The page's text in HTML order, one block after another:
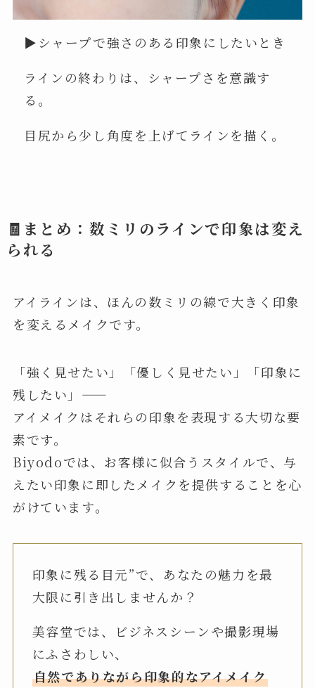
▶︎シャープで強さのある印象にしたいとき
ラインの終わりは、シャープさを意識す
る。
目尻から少し角度を上げてラインを描く。
🧾まとめ：数ミリのラインで印象は変え
られる
アイラインは、ほんの数ミリの線で大きく印象
を変えるメイクです。
「強く見せたい」「優しく見せたい」「印象に
残したい」――
アイメイクはそれらの印象を表現する大切な要
素です。
Biyodoでは、お客様に似合うスタイルで、与
えたい印象に即したメイクを提供することを心
がけています。
印象に残る目元”で、あなたの魅力を最
大限に引き出しませんか？
美容堂では、ビジネスシーンや撮影現場
にふさわしい、
自然でありながら印象的なアイメイク